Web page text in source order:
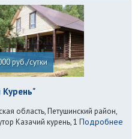
руб./сутки
Курень"
область, Петушинский район,
Казачий курень, 1 Подробнее